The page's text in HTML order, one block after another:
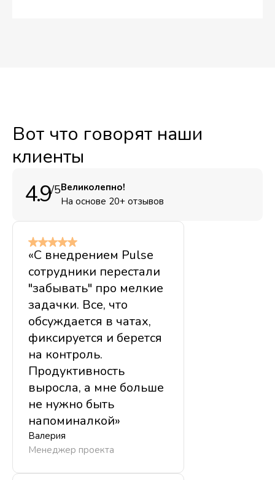
Базовый
Тариф "просто попробовать"
Начать БЕСПЛАТНО
1 проект
До 3 чатов
7 дней полного доступа. Потом: только
еженедельная сводка
Стандартный
20% скидка
Тариф для небольших команд и ограниченных проектов
9500 руб/год
До 3 проектов
До 3 чатов/проект
Ежедневные сводки +
уведомления
60 ручных сводок/мес
Вот что говорят наши
клиенты
4.9/5Великолепно!
На основе 20+ отзывов
«С внедрением Pulse
сотрудники перестали
"забывать" про мелкие
задачки. Все, что
обсуждается в чатах,
фиксируется и берется
на контроль.
Продуктивность
выросла, а мне больше
не нужно быть
напоминалкой»
Валерия
Менеджер проекта